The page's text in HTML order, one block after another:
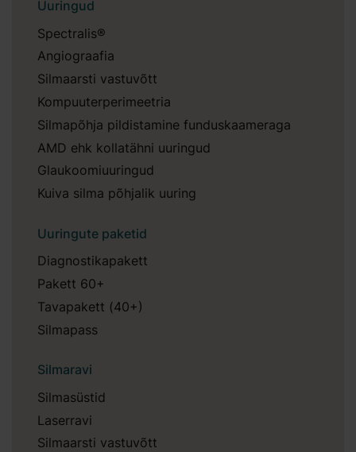
Uuringud
Spectralis®
Angiograafia
Silmaarsti vastuvõtt
Kompuuterperimeetria
Silmapõhja pildistamine funduskaameraga
AMD ehk kollatähni uuringud
Glaukoomiuuringud
Kuiva silma põhjalik uuring
Uuringute paketid
Diagnostikapakett
Pakett 60+
Tavapakett (40+)
Silmapass
Silmaravi
Silmasüstid
Laserravi
Silmaarsti vastuvõtt